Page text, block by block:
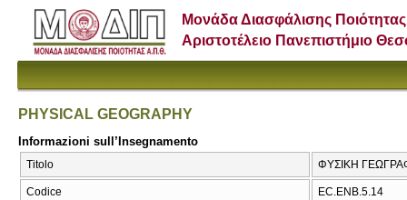
Μονάδα Διασφάλισης Ποιότητας
Αριστοτέλειο Πανεπιστήμιο
PHYSICAL GEOGRAPHY
Informazioni sull’Insegnamento
Titolo ΦΥΣΙΚΗ
Codice EC.ENB.5.14